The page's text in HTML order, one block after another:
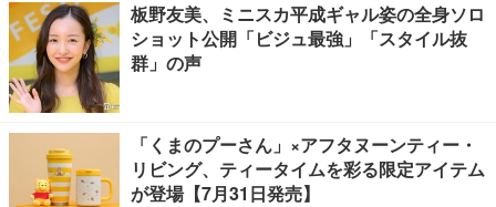
板野友美、ミニスカ平成ギャル姿の全身ソロ
ショット公開「ビジュ最強」「スタイル抜
群」の声
「くまのプーさん」×アフタヌーンティー・
リビング、ティータイムを彩る限定アイテム
が登場【7月31日発売】